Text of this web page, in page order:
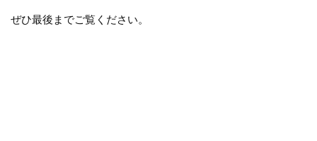
ぜひ最後までご覧ください。